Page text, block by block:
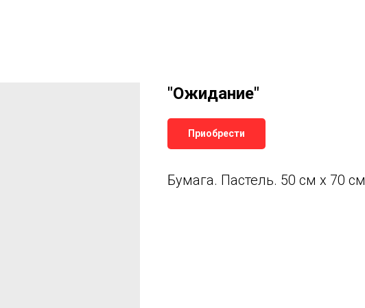
"Ожидание"
Приобрести
Бумага. Пастель. 50 см х 70 см